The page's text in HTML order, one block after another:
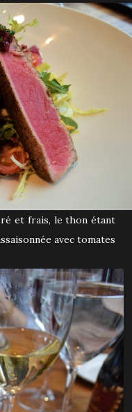
et frais, le thon étant
avec tomates